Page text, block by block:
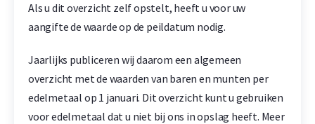
Als u dit overzicht zelf opstelt, heeft u voor uw
aangifte de waarde op de peildatum nodig.
Jaarlijks publiceren wij daarom een algemeen
overzicht met de waarden van baren en munten per
edelmetaal op 1 januari. Dit overzicht kunt u gebruiken
voor edelmetaal dat u niet bij ons in opslag heeft. Meer